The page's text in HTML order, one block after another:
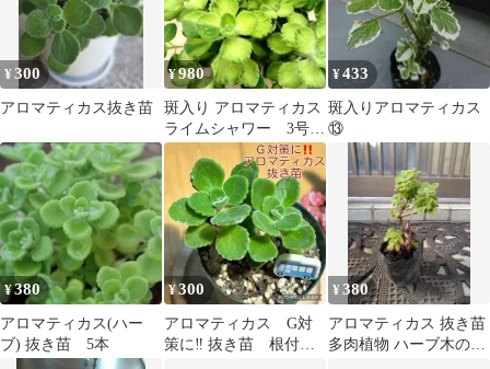
¥300
アロマティカス抜き苗
¥980
斑入り アロマティカス
ライムシャワー 3号ポ
ットこど発送 多肉植
物 ハーブ
¥433
斑入りアロマティカス
⑬
¥380
アロマティカス(ハー
ブ) 抜き苗 5本
¥300
アロマティカス G対
策に‼️ 抜き苗 根付
¥380
アロマティカス 抜き苗
多肉植物 ハーブ木の様